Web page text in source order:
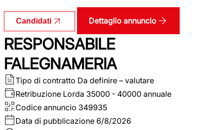
Candidati Dettaglio annuncio
RESPONSABILE
FALEGNAMERIA
Tipo di contratto Da definire – valutare
Retribuzione Lorda 35000 - 40000 annuale
Codice annuncio 349935
Data di pubblicazione 6/8/2026